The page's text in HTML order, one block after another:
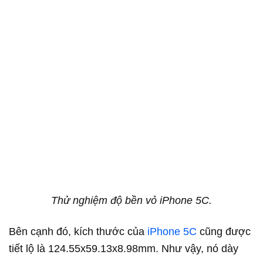
Thử nghiệm độ bền vỏ iPhone 5C.
Bên cạnh đó, kích thước của iPhone 5C cũng được
tiết lộ là 124.55x59.13x8.98mm. Như vậy, nó dày